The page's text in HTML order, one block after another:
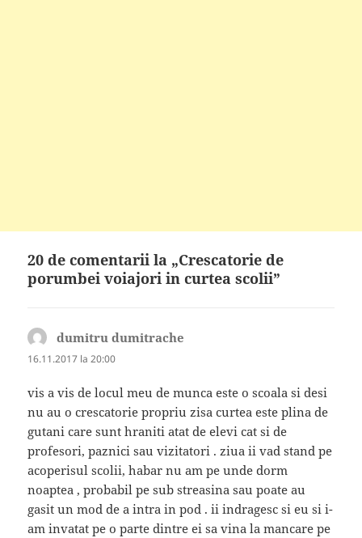
20 de comentarii la „Crescatorie de
porumbei voiajori in curtea scolii”
dumitru dumitrache
16.11.2017 la 20:00
vis a vis de locul meu de munca este o scoala si desi
nu au o crescatorie propriu zisa curtea este plina de
gutani care sunt hraniti atat de elevi cat si de
profesori, paznici sau vizitatori . ziua ii vad stand pe
acoperisul scolii, habar nu am pe unde dorm
noaptea , probabil pe sub streasina sau poate au
gasit un mod de a intra in pod . ii indragesc si eu si i-
am invatat pe o parte dintre ei sa vina la mancare pe